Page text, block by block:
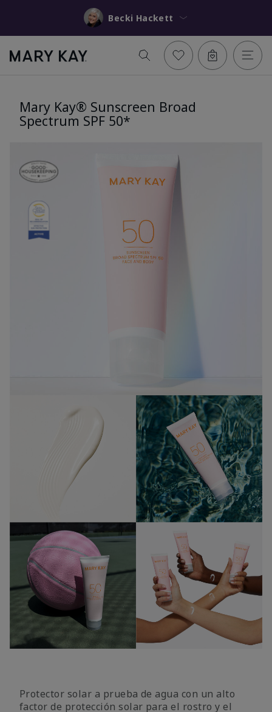
Becki Hackett
Mary Kay® Sunscreen Broad
Spectrum SPF 50*
Protector solar a prueba de agua con un alto
factor de protección solar para el rostro y el